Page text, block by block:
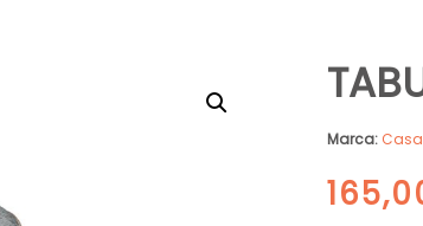
Marca: